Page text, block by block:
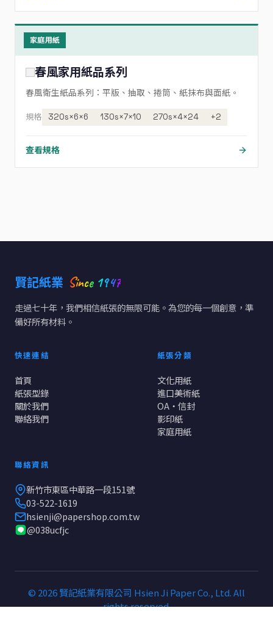
家庭用紙
春風家用紙品系列
春風衛生紙品系列：平版、抽取、捲筒、紙抹布與面紙。
規格 320s×6×6 130s×7×10 270s×4×24 +2
查看規格
賢記紙業 Since 1947
走過七十年，我們相信紙張的無限可能。為您的每一個創意，準
備好所有材料。
快速連結
首頁
紙張型錄
關於我們
聯絡我們
紙張分類
文化用紙
進口美術紙
OA・信封
影印紙
家庭用紙
聯絡資訊
新竹市東區中華路一段151號
03-522-1619
hsienji@papershop.com.tw
@038ucfjc
© 2026 賢記紙業有限公司 Hsien Ji Paper Co., Ltd. All
rights reserved.